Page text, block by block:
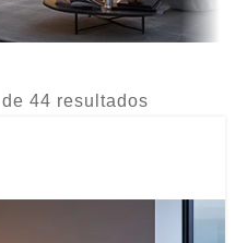
44 resultados